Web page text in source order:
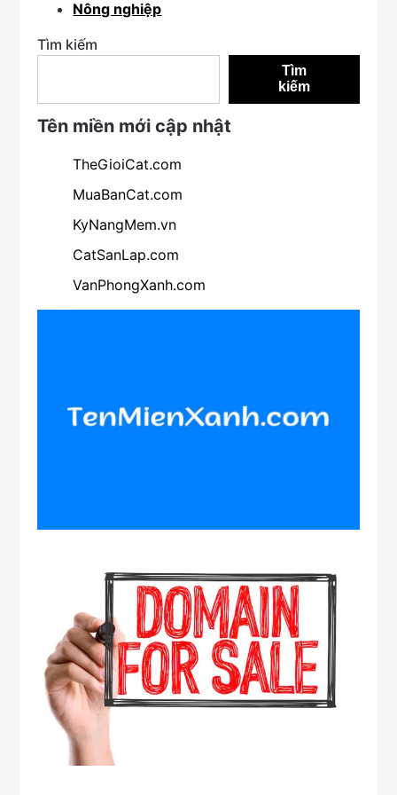
Nông nghiệp
Tìm kiếm
Tìm
kiếm
Tên miền mới cập nhật
TheGioiCat.com
MuaBanCat.com
KyNangMem.vn
CatSanLap.com
VanPhongXanh.com